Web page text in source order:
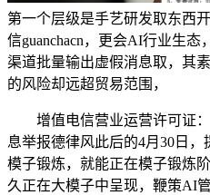
第一个层级是手艺研发取东西
信guanchacn，更会AI行业生
渠道批量输出虚假消息取，其
的风险却远超贸易范围，
增值电信营业运营许可证：
息举报德律风此后的4月30日
模子锻炼，就能正在模子锻炼
久正在大模子中呈现，鞭策AI